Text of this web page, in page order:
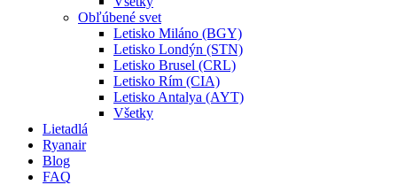
Obľúbené svet
Letisko Miláno (BGY)
Letisko Londýn (STN)
Letisko Brusel (CRL)
Letisko Rím (CIA)
Letisko Antalya (AYT)
Všetky
Lietadlá
Ryanair
Blog
FAQ